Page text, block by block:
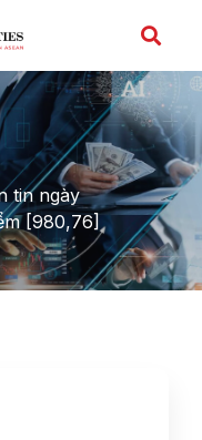
tin ngày
[980,76]